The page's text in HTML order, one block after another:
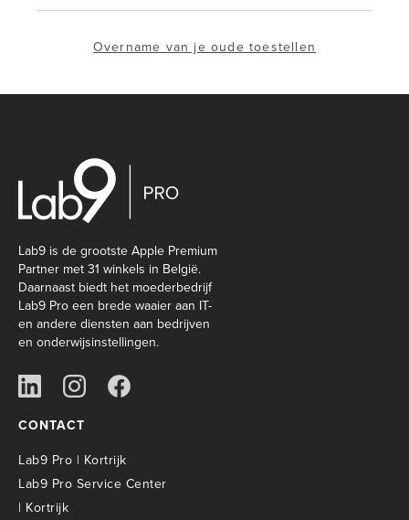
Overname van je oude toestellen
Lab9 is de grootste Apple Premium
Partner met 31 winkels in België.
Daarnaast biedt het moederbedrijf
Lab9 Pro een brede waaier aan IT-
en andere diensten aan bedrijven
en onderwijsinstellingen.
CONTACT
Lab9 Pro | Kortrijk
Lab9 Pro Service Center
| Kortrijk